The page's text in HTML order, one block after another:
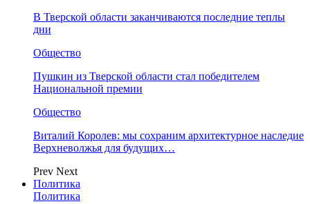
В Тверской области заканчиваются последние теплы
дни
Общество
Пушкин из Тверской области стал победителем
Национальной премии
Общество
Виталий Королев: мы сохраним архитектурное наследие
Верхневолжья для будущих…
Prev Next
Политика
Политика